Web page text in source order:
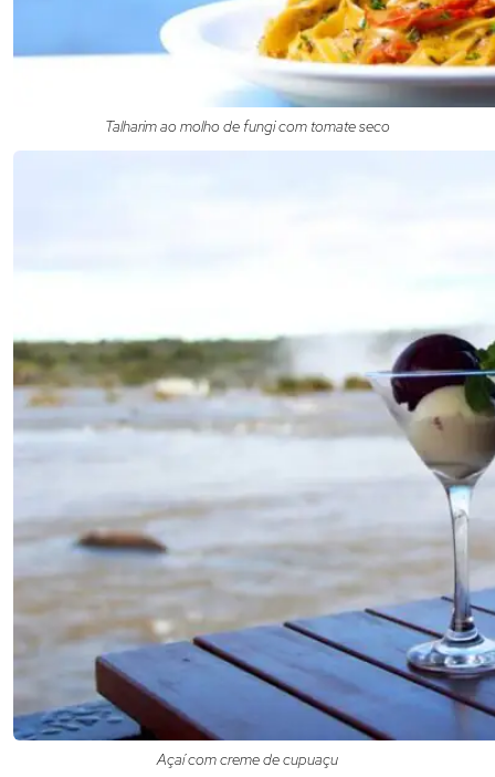
Talharim ao molho de fungi com tomate seco
Açaí com creme de cupuaçu